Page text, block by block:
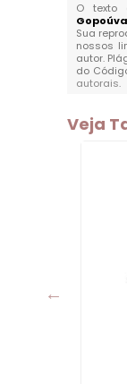
O texto
Sua
nossos
autor.
do
autorais.
Veja